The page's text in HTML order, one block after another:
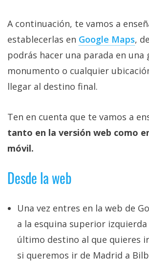
Sorteos
Foros
Contacto
Sobre
nosotros
/
Publicidad
Cambiar
opciones
privacidad
/
Aviso
Legal
A continuación, te vamos a
establecerlas en Google Maps,
podrás hacer una parada en una
monumento o cualquier
llegar al destino final.
Ten en cuenta que te vamos a
tanto en la versión web como
móvil.
Desde la web
Una vez entres en la web de
a la esquina superior
último destino al que quieres
si queremos ir de Madrid a